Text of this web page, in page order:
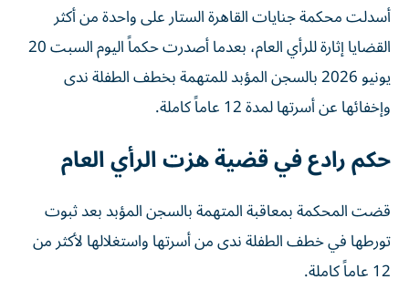
أسدلت محكمة جنايات القاهرة الستار على واحدة من أكثر
القضايا إثارة للرأي العام، بعدما أصدرت حكماً اليوم السبت 20
يونيو 2026 بالسجن المؤبد للمتهمة بخطف الطفلة ندى
وإخفائها عن أسرتها لمدة 12 عاماً كاملة.
حكم رادع في قضية هزت الرأي العام
قضت المحكمة بمعاقبة المتهمة بالسجن المؤبد بعد ثبوت
تورطها في خطف الطفلة ندى من أسرتها واستغلالها لأكثر من
12 عاماً كاملة.